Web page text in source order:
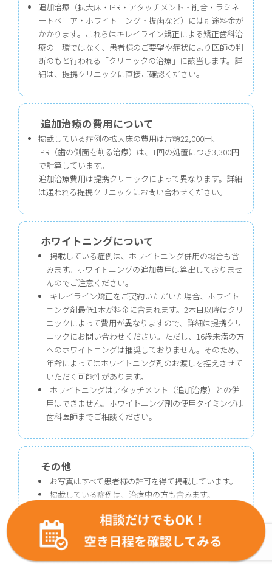
追加治療（拡大床・IPR・アタッチメント・削合・ラミネ
ートベニア・ホワイトニング・抜歯など）には別途料金が
かかります。これらはキレイライン矯正による矯正歯科治
療の一環ではなく、患者様のご要望や症状により医師の判
断のもと行われる「クリニックの治療」に該当します。詳
細は、提携クリニックに直接ご確認ください。
追加治療の費用について
掲載している症例の拡大床の費用は片顎22,000円、
IPR（歯の側面を削る治療）は、1回の処置につき3,300円
で計算しています。
追加治療費用は提携クリニックによって異なります。詳細
は通われる提携クリニックにお問い合わせください。
ホワイトニングについて
掲載している症例は、ホワイトニング併用の場合も含
みます。ホワイトニングの追加費用は算出しておりませ
んのでご注意ください。
キレイライン矯正をご契約いただいた場合、ホワイト
ニング剤最低1本が料金に含まれます。2本目以降はクリ
ニックによって費用が異なりますので、詳細は提携クリ
ニックにお問い合わせください。ただし、16歳未満の方
へのホワイトニングは推奨しておりません。そのため、
年齢によってはホワイトニング剤のお渡しを控えさせて
いただく可能性があります。
ホワイトニングはアタッチメント（追加治療）との併
用はできません。ホワイトニング剤の使用タイミングは
歯科医師までご相談ください。
その他
お写真はすべて患者様の許可を得て掲載しています。
掲載している症例は、治療中の方も含みます。
い合わせください